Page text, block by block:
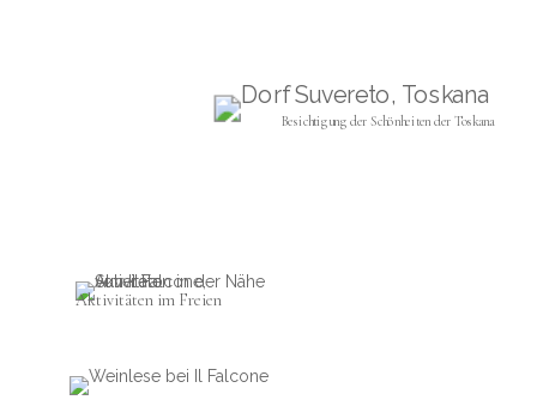
Aktivitäten im Freien
Besichtigung der Schönheiten der Toskana